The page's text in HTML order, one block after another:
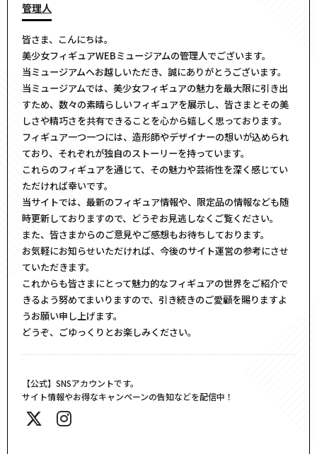
管理人
皆さま、こんにちは。
美少女フィギュアWEBミュージアムの管理人でございます。
当ミュージアムへお越しいただき、誠にありがとうございます。
当ミュージアムでは、美少女フィギュアの魅力を最大限に引き出
すため、数々の素晴らしいフィギュアを展示し、皆さまとその美
しさや精巧さを共有できることを心から嬉しく思っております。
フィギュア一つ一つには、造形師やデザイナーの想いが込められ
ており、それぞれが独自のストーリーを持っています。
これらのフィギュアを通じて、その魅力や芸術性を深く感じてい
ただければ幸いです。
当サイトでは、最新のフィギュア情報や、限定品の情報なども随
時更新しておりますので、どうぞお見逃しなくご覧ください。
また、皆さまからのご意見やご感想もお待ちしております。
お気軽にお知らせいただければ、今後のサイト運営の参考にさせ
ていただきます。
これからも皆さまにとって魅力的なフィギュアの世界をご紹介で
きるよう努めてまいりますので、引き続きのご愛顧を賜りますよ
うお願い申し上げます。
どうぞ、ごゆっくりとお楽しみください。
【公式】SNSアカウントです。
サイト情報やお得なキャンペーンの告知などを配信中！